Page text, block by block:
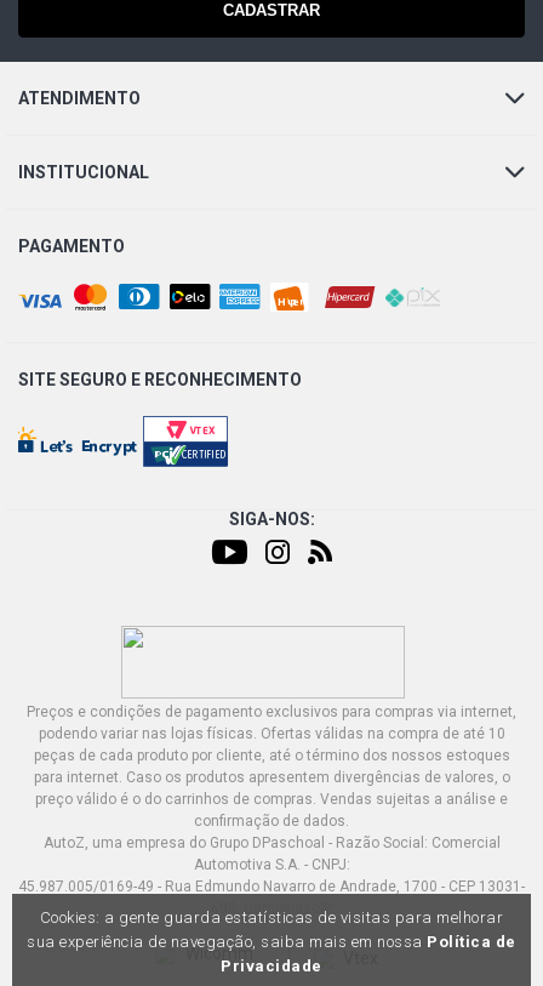
CADASTRAR
ATENDIMENTO
INSTITUCIONAL
PAGAMENTO
SITE SEGURO E RECONHECIMENTO
SIGA-NOS:
Preços e condições de pagamento exclusivos para compras via internet,
podendo variar nas lojas físicas. Ofertas válidas na compra de até 10
peças de cada produto por cliente, até o término dos nossos estoques
para internet. Caso os produtos apresentem divergências de valores, o
preço válido é o do carrinhos de compras. Vendas sujeitas a análise e
confirmação de dados.
AutoZ, uma empresa do Grupo DPaschoal - Razão Social: Comercial
Automotiva S.A. - CNPJ:
45.987.005/0169-49 - Rua Edmundo Navarro de Andrade, 1700 - CEP 13031-
695, Campinas-SP
Cookies: a gente guarda estatísticas de visitas para melhorar
sua experiência de navegação, saiba mais em nossa Política de
Privacidade